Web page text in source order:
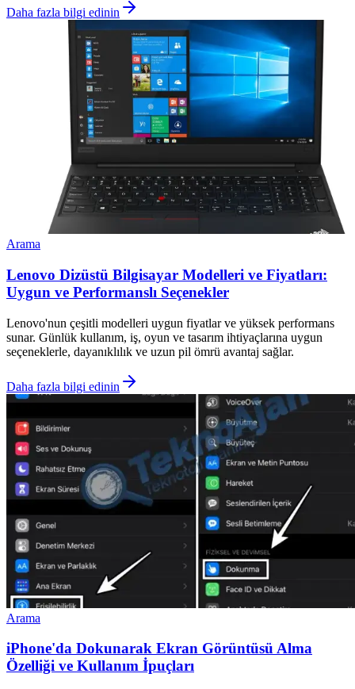
Daha fazla bilgi edinin
Arama
Lenovo Dizüstü Bilgisayar Modelleri ve Fiyatları:
Uygun ve Performanslı Seçenekler
Lenovo'nun çeşitli modelleri uygun fiyatlar ve yüksek performans
sunar. Günlük kullanım, iş, oyun ve tasarım ihtiyaçlarına uygun
seçeneklerle, dayanıklılık ve uzun pil ömrü avantaj sağlar.
Daha fazla bilgi edinin
Arama
iPhone'da Dokunarak Ekran Görüntüsü Alma
Özelliği ve Kullanım İpuçları